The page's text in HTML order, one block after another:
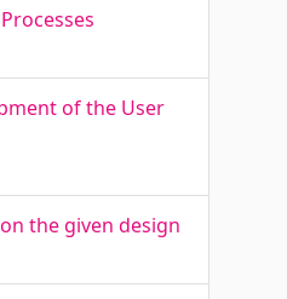
of the User
the given design